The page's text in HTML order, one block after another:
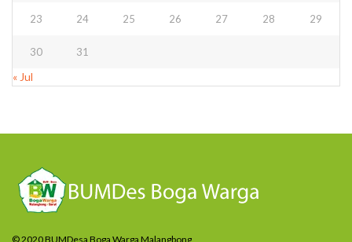
23 24 25 26 27 28 29
30 31
« Jul
© 2020 BUMDesa Boga Warga Malangbong